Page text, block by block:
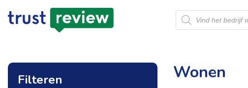
Producten
zoeken
Filteren Wonen